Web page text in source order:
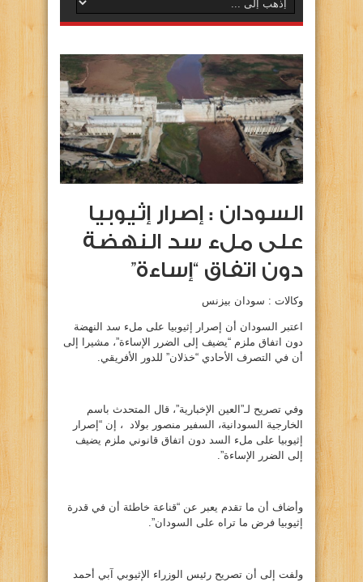
السودان : إصرار إثيوبيا
على ملء سد النهضة
دون اتفاق “إساءة”
وكالات : سودان بيزنس
اعتبر السودان أن إصرار إثيوبيا على ملء سد النهضة
دون اتفاق ملزم “يضيف إلى الضرر الإساءة”، مشيرا إلى
أن في التصرف الأحادي “خذلان” للدور الأفريقي.
وفي تصريح لـ”العين الإخبارية”، قال المتحدث باسم
الخارجية السودانية، السفير منصور بولاد ، إن “إصرار
إثيوبيا على ملء السد دون اتفاق قانوني ملزم يضيف
إلى الضرر الإساءة”.
وأضاف أن ما تقدم يعبر عن “قناعة خاطئة أن في قدرة
إثيوبيا فرض ما تراه على السودان”.
ولفت إلى أن تصريح رئيس الوزراء الإثيوبي آبي أحمد